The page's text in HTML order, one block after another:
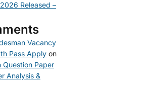
Released –
Vacancy
Pass Apply on
Question Paper
Analysis &